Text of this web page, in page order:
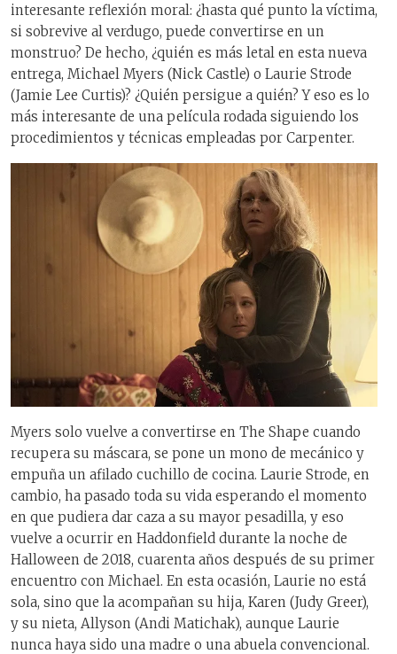
interesante reflexión moral: ¿hasta qué punto la víctima,
si sobrevive al verdugo, puede convertirse en un
monstruo? De hecho, ¿quién es más letal en esta nueva
entrega, Michael Myers (Nick Castle) o Laurie Strode
(Jamie Lee Curtis)? ¿Quién persigue a quién? Y eso es lo
más interesante de una película rodada siguiendo los
procedimientos y técnicas empleadas por Carpenter.
Myers solo vuelve a convertirse en The Shape cuando
recupera su máscara, se pone un mono de mecánico y
empuña un afilado cuchillo de cocina. Laurie Strode, en
cambio, ha pasado toda su vida esperando el momento
en que pudiera dar caza a su mayor pesadilla, y eso
vuelve a ocurrir en Haddonfield durante la noche de
Halloween de 2018, cuarenta años después de su primer
encuentro con Michael. En esta ocasión, Laurie no está
sola, sino que la acompañan su hija, Karen (Judy Greer),
y su nieta, Allyson (Andi Matichak), aunque Laurie
nunca haya sido una madre o una abuela convencional.